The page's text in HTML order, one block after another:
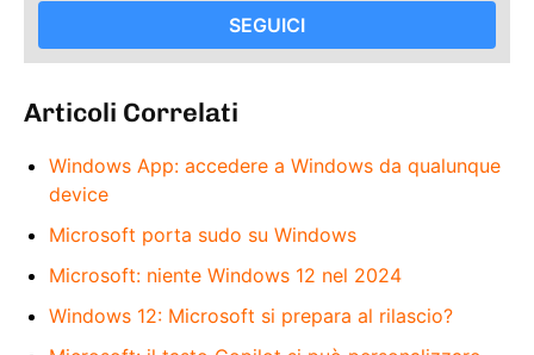
SEGUICI
Articoli Correlati
Windows App: accedere a Windows da qualunque
device
Microsoft porta sudo su Windows
Microsoft: niente Windows 12 nel 2024
Windows 12: Microsoft si prepara al rilascio?